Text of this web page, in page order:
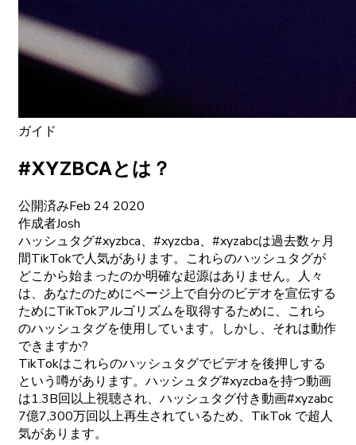
ガイド
#XYZBCAとは？
公開済みFeb 24 2020
作成者Josh
ハッシュタグ#xyzbca、#xyzcba、#xyzabcは過去数ヶ月
間TikTokで人気があります。これらのハッシュタグが
どこから始まったのか明確な起源はありません。人々
は、あなたのためにページ上で自分のビデオを宣伝する
ためにTikTokアルゴリズムを取得するために、これら
のハッシュタグを使用しています。しかし、それは動作
できますか?
TikTokはこれらのハッシュタグでビデオを後押しする
という噂があります。ハッシュタグ#xyzcbaを持つ動画
は1.3B回以上視聴され、ハッシュタグ付き動画#xyzabc
7億7,300万回以上再生されているため、TikTok で超人
気があります。